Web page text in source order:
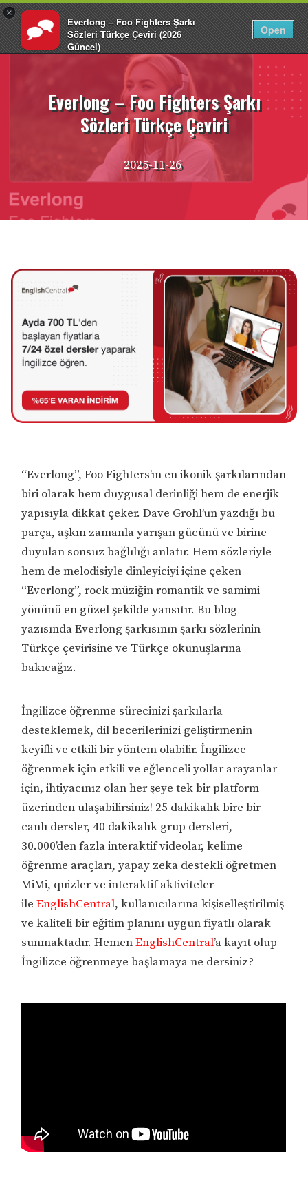
×
Everlong – Foo Fighters Şarkı
Sözleri Türkçe Çeviri (2026
Güncel)
Open
Giriş Yap TR
İçeriğe
Everlong – Foo Fighters Şarkı
Sözleri Türkçe Çeviri
2025-11-26
“Everlong”, Foo Fighters’ın en ikonik şarkılarından
biri olarak hem duygusal derinliği hem de enerjik
yapısıyla dikkat çeker. Dave Grohl’un yazdığı bu
parça, aşkın zamanla yarışan gücünü ve birine
duyulan sonsuz bağlılığı anlatır. Hem sözleriyle
hem de melodisiyle dinleyiciyi içine çeken
“Everlong”, rock müziğin romantik ve samimi
yönünü en güzel şekilde yansıtır. Bu blog
yazısında Everlong şarkısının şarkı sözlerinin
Türkçe çevirisine ve Türkçe okunuşlarına
bakıcağız.
İngilizce öğrenme sürecinizi şarkılarla
desteklemek, dil becerilerinizi geliştirmenin
keyifli ve etkili bir yöntem olabilir. İngilizce
öğrenmek için etkili ve eğlenceli yollar arayanlar
için, ihtiyacınız olan her şeye tek bir platform
üzerinden ulaşabilirsiniz! 25 dakikalık bire bir
canlı dersler, 40 dakikalık grup dersleri,
30.000’den fazla interaktif videolar, kelime
öğrenme araçları, yapay zeka destekli öğretmen
MiMi, quizler ve interaktif aktiviteler
ileEnglishCentral, kullanıcılarına kişiselleştirilmiş
ve kaliteli bir eğitim planını uygun fiyatlı olarak
sunmaktadır. HemenEnglishCentral’a kayıt olup
İngilizce öğrenmeye başlamaya ne dersiniz?